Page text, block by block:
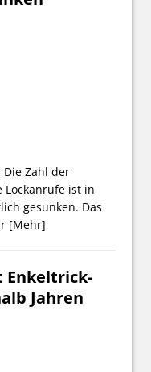
Zahl der
Lockanrufe ist in
gesunken. Das
[Mehr]
Enkeltrick-
Jahren